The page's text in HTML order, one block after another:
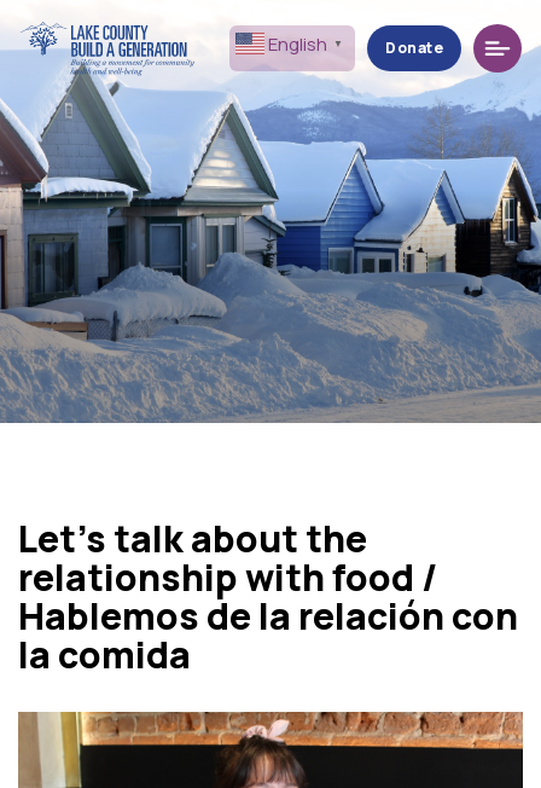
English ▼ Donate Menu
Let’s talk about the
relationship with food /
Hablemos de la relación con
la comida